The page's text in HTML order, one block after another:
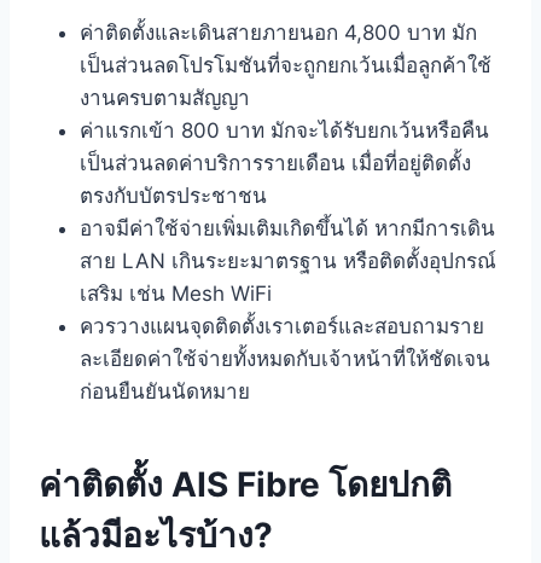
เงื่อนไขการ ‘ยกเว้น’ ค่าติดตั้งและค่าแรกเข้า
สรุปเงื่อนไขการยกเว้นค่าใช้จ่าย
ค่าใช้จ่ายเพิ่มเติมที่อาจเกิดขึ้น (ที่ไม่ได้อยู่ใน
โปรโมชัน)
เช็กลิสต์สำคัญก่อนยืนยันนัดหมายช่าง
เรื่องแนะนำเพิ่มเติม
คำถามที่พบบ่อย (FAQ)
ค่าติดตั้ง 4,800 บาท ต้องจ่ายทันทีเลยหรือไม่?
อุปกรณ์เราเตอร์ที่ได้รับเป็นแบบยืมใช้หรือได้เป็น
ค่าติดตั้งและเดินสายภายนอก 4,800 บาท มัก
เป็นส่วนลดโปรโมชันที่จะถูกยกเว้นเมื่อลูกค้าใช้
งานครบตามสัญญา
ค่าแรกเข้า 800 บาท มักจะได้รับยกเว้นหรือคืน
เป็นส่วนลดค่าบริการรายเดือน เมื่อที่อยู่ติดตั้ง
ตรงกับบัตรประชาชน
อาจมีค่าใช้จ่ายเพิ่มเติมเกิดขึ้นได้ หากมีการเดิน
สาย LAN เกินระยะมาตรฐาน หรือติดตั้งอุปกรณ์
เสริม เช่น Mesh WiFi
ควรวางแผนจุดติดตั้งเราเตอร์และสอบถามราย
ละเอียดค่าใช้จ่ายทั้งหมดกับเจ้าหน้าที่ให้ชัดเจน
ก่อนยืนยันนัดหมาย
ค่าติดตั้ง AIS Fibre โดยปกติ
แล้วมีอะไรบ้าง?